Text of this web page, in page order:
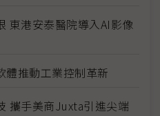
東港安泰醫院導入AI影像
體推動工業控制革新
攜手美商Juxta引進尖端